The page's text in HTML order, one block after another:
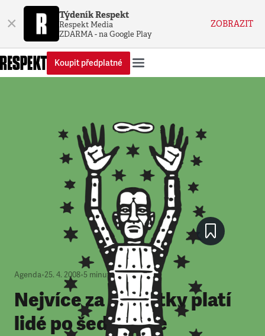
× Týdeník Respekt
Respekt Media
ZDARMA - na Google Play
ZOBRAZIT
Koupit předplatné
Agenda•25. 4. 2008•5 minut
Nejvíce za poplatky platí
lidé po šedesátce